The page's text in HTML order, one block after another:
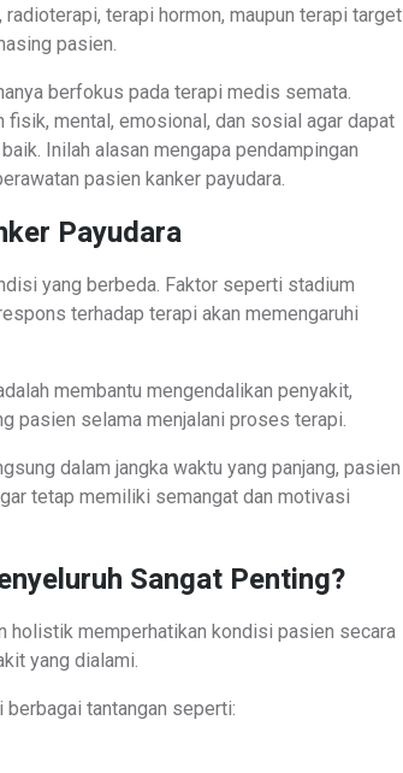
terapi hormon, maupun terapi target
pasien.
berfokus pada terapi medis semata.
fisik, mental, emosional, dan sosial agar dapat
Inilah alasan mengapa pendampingan
pasien kanker payudara.
Payudara
yang berbeda. Faktor seperti stadium
terhadap terapi akan memengaruhi
membantu mengendalikan penyakit,
pasien selama menjalani proses terapi.
dalam jangka waktu yang panjang, pasien
tetap memiliki semangat dan motivasi
Sangat Penting?
holistik memperhatikan kondisi pasien secara
yang dialami.
berbagai tantangan seperti: